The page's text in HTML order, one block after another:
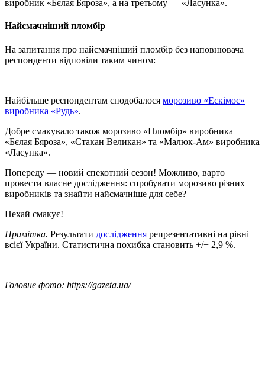
виробник «Бєлая Бяроза», а на третьому — «Ласунка».
Найсмачніший пломбір
На запитання про найсмачніший пломбір без наповнювача
респонденти відповіли таким чином:
Найбільше респондентам сподобалося морозиво «Ескімос»
виробника «Рудь».
Добре смакувало також морозиво «Пломбір» виробника
«Бєлая Бяроза», «Стакан Великан» та «Малюк-Ам» виробника
«Ласунка».
Попереду — новий спекотний сезон! Можливо, варто
провести власне дослідження: спробувати морозиво різних
виробників та знайти найсмачніше для себе?
Нехай смакує!
Примітка. Результати дослідження репрезентативні на рівні
всієї України. Статистична похибка становить +/− 2,9 %.
Головне фото: https://gazeta.ua/